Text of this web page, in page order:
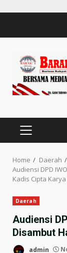
PRIMARY
MENU
Home
Daerah
Audiensi DPD
Kadis Cipta Karya
Daerah
Audiensi
Disambut
admin